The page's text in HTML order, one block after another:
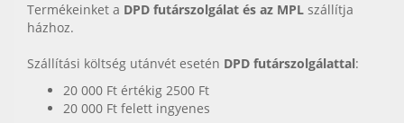
Termékeinket a DPD futárszolgálat és az MPL szállítja
házhoz.
Szállítási költség utánvét esetén DPD futárszolgálattal:
20 000 Ft értékig 2500 Ft
20 000 Ft felett ingyenes